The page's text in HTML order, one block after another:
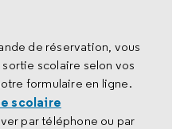
de réservation, vous
scolaire selon vos
formulaire en ligne.
scolaire
par téléphone ou par